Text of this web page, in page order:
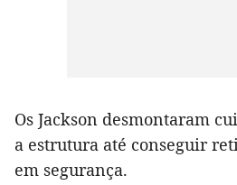
Os Jackson desmontaram
a estrutura até conseguir
em segurança.